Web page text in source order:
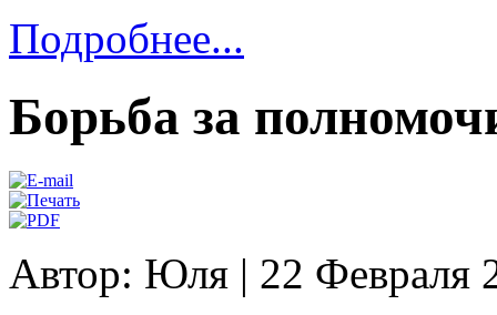
Подробнее...
Борьба за
Автор: Юля | 22 Февраля